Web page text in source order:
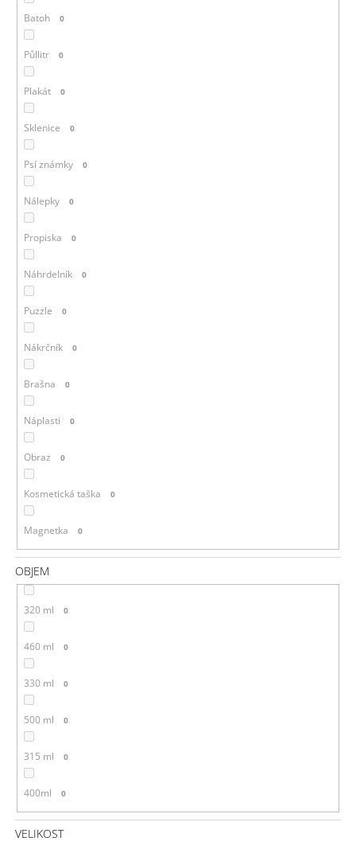
Batoh 0
Půllitr 0
Plakát 0
Sklenice 0
Psí známky 0
Nálepky 0
Propiska 0
Náhrdelník 0
Puzzle 0
Nákrčník 0
Brašna 0
Náplasti 0
Obraz 0
Kosmetická taška 0
Magnetka 0
OBJEM
320 ml 0
460 ml 0
330 ml 0
500 ml 0
315 ml 0
400ml 0
VELIKOST